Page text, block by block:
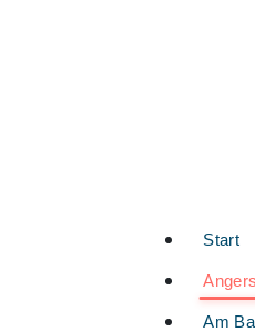
Start
Am